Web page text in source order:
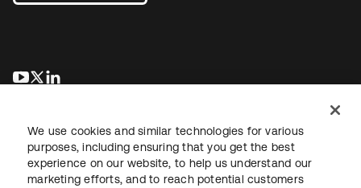
新しいタブで開く
新しいタブで開く
We use cookies and similar technologies for various
purposes, including ensuring that you get the best
experience on our website, to help us understand our
marketing efforts, and to reach potential customers